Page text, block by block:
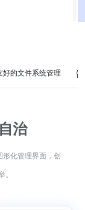
好的文件系统管理
治
化管理界面，创
。